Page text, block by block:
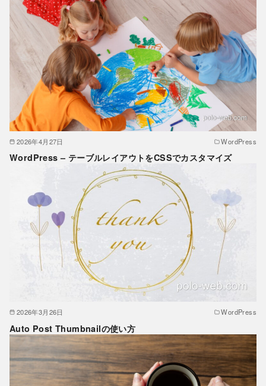
2026年4月27日 WordPress
WordPress – テーブルレイアウトをCSSでカスタマイズ
2026年3月26日 WordPress
Auto Post Thumbnailの使い方